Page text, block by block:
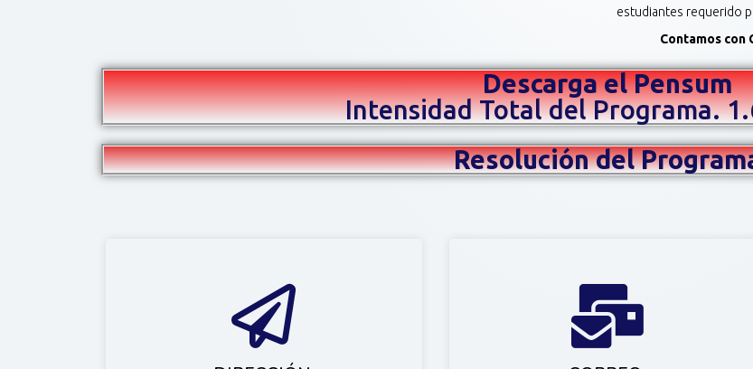
estudiantes requerido
Contamos con
Descarga el Pensum
Intensidad Total del Programa.
Resolución del